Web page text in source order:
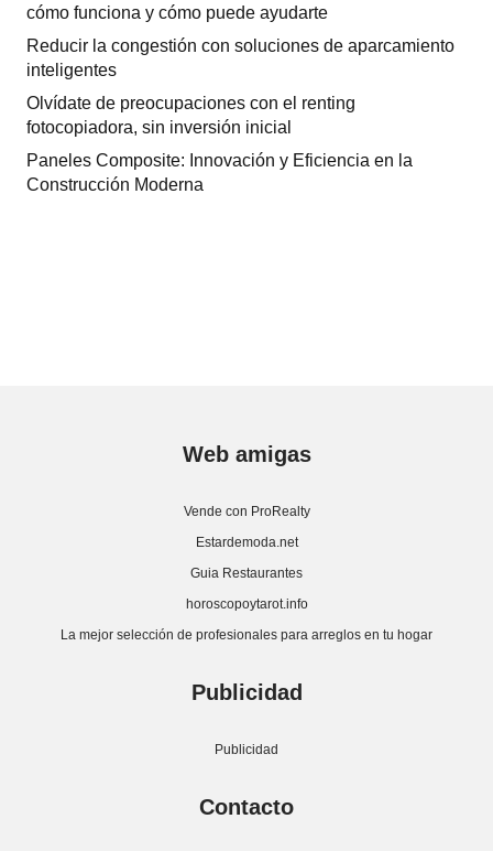
cómo funciona y cómo puede ayudarte
Reducir la congestión con soluciones de aparcamiento
inteligentes
Olvídate de preocupaciones con el renting
fotocopiadora, sin inversión inicial
Paneles Composite: Innovación y Eficiencia en la
Construcción Moderna
Web amigas
Vende con ProRealty
Estardemoda.net
Guia Restaurantes
horoscopoytarot.info
La mejor selección de profesionales para arreglos en tu hogar
Publicidad
Publicidad
Contacto